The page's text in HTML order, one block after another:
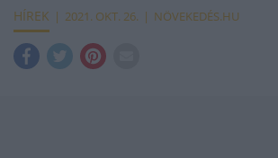
HÍREK 2021. OKT. 26. NÖVEKEDÉS.HU